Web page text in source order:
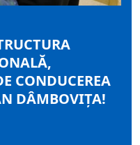
CONDUCEREA
DÂMBOVIȚA!